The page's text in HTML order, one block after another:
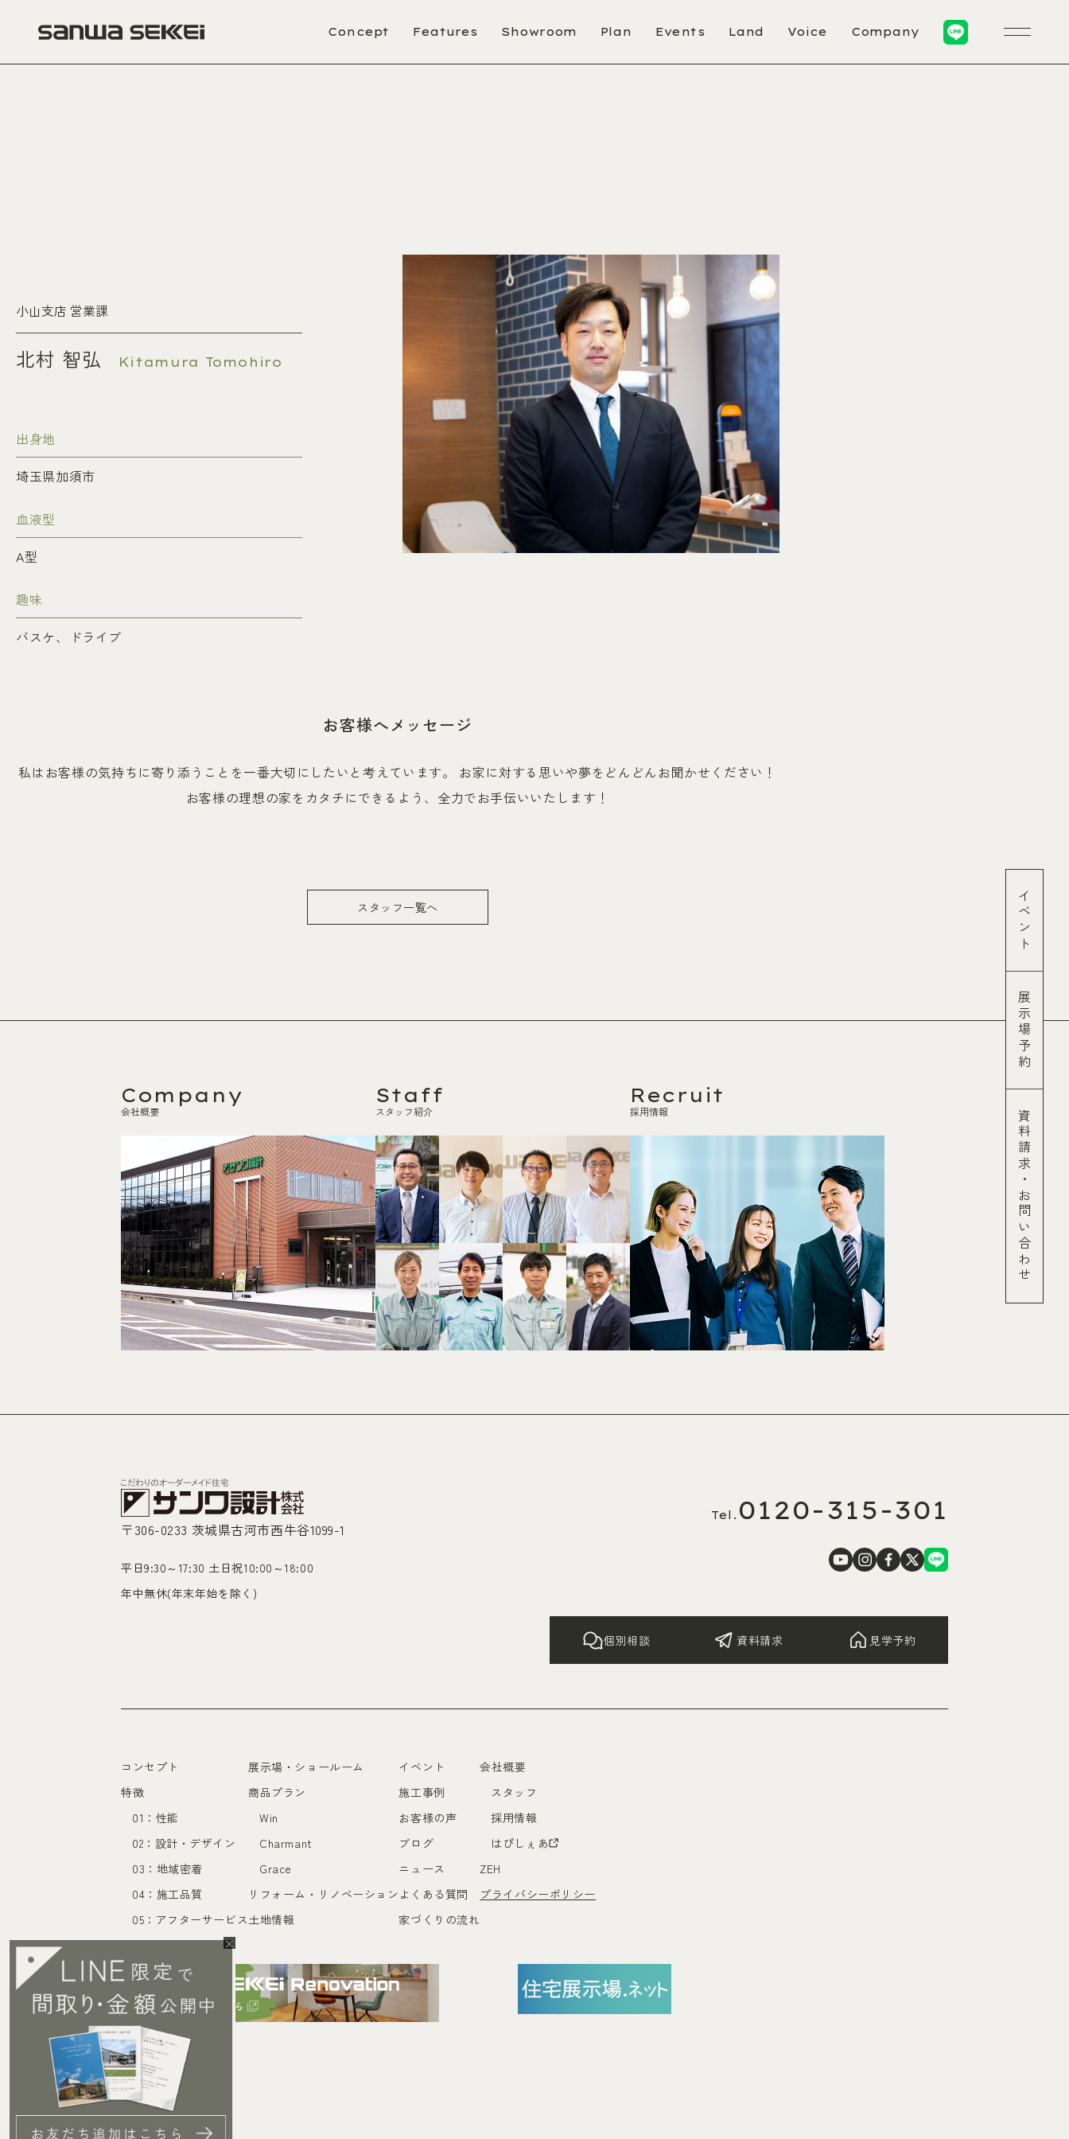
Concept Features Showroom Plan Events Land Voice Company
イベント
展示場予約
資料請求
・
お問い合わせ
×
小山支店 営業課
北村 智弘 Kitamura Tomohiro
出身地
埼玉県加須市
血液型
A型
趣味
バスケ、ドライブ
お客様へメッセージ
私はお客様の気持ちに寄り添うことを一番大切にしたいと考えています。 お家に対する思いや夢をどんどんお聞かせください！
お客様の理想の家をカタチにできるよう、全力でお手伝いいたします！
スタッフ一覧へ
Company
会社概要
Staff
スタッフ紹介
Recruit
採用情報
〒306-0233 茨城県古河市西牛谷1099-1
平日9:30～17:30 土日祝10:00～18:00
年中無休(年末年始を除く)
Tel. 0120-315-301
個別相談 資料請求 見学予約
コンセプト
特徴
01：性能
02：設計・デザイン
03：地域密着
04：施工品質
05：アフターサービス
展示場・ショールーム
商品プラン
Win
Charmant
Grace
リフォーム・リノベーション
土地情報
イベント
施工事例
お客様の声
ブログ
ニュース
よくある質問
家づくりの流れ
会社概要
スタッフ
採用情報
はぴしぇあ
ZEH
プライバシーポリシー